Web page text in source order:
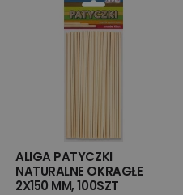
ALIGA PATYCZKI
NATURALNE OKRAGŁE
2X150 MM, 100SZT